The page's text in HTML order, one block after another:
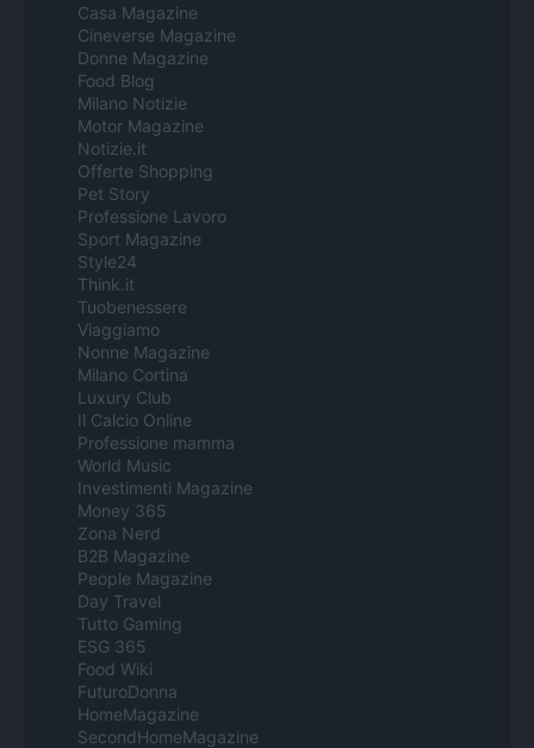
Casa Magazine
Cineverse Magazine
Donne Magazine
Food Blog
Milano Notizie
Motor Magazine
Notizie.it
Offerte Shopping
Pet Story
Professione Lavoro
Sport Magazine
Style24
Think.it
Tuobenessere
Viaggiamo
Nonne Magazine
Milano Cortina
Luxury Club
Il Calcio Online
Professione mamma
World Music
Investimenti Magazine
Money 365
Zona Nerd
B2B Magazine
People Magazine
Day Travel
Tutto Gaming
ESG 365
Food Wiki
FuturoDonna
HomeMagazine
SecondHomeMagazine